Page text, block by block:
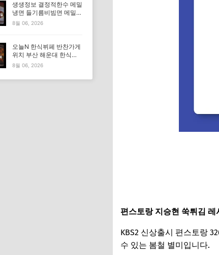
편스토랑 지승현 쑥튀김
KBS2 신상출시 편스토랑
수 있는 봄철 별미입니다.
생생정보 결정적한수 메밀
냉면 들기름비빔면 메밀비
빔면 메밀면 맛집 특징·메
8월 06, 2026
오늘N 한식뷔페 반찬가게
위치 부산 해운대 한식부
페 특징·메뉴·가격 (우리동
8월 06, 2026